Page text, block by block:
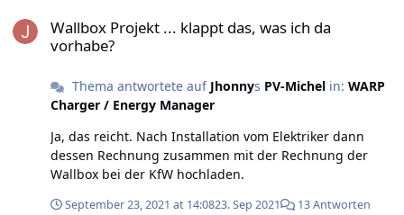
Wallbox Projekt ... klappt das, was ich da
vorhabe?
Thema antwortete auf Jhonnys PV-Michelin: WARP
Charger / Energy Manager
Ja, das reicht. Nach Installation vom Elektriker dann
dessen Rechnung zusammen mit der Rechnung der
Wallbox bei der KfW hochladen.
September 23, 2021 at 14:0823. Sep 2021 13 Antworten